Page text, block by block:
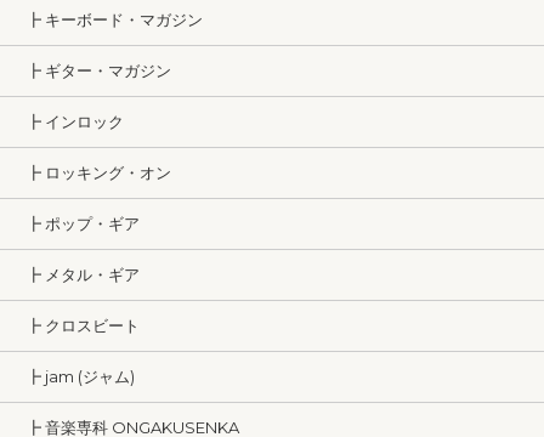
┣ キーボード・マガジン
┣ ギター・マガジン
┣ インロック
┣ ロッキング・オン
┣ ポップ・ギア
┣ メタル・ギア
┣ クロスビート
┣ jam (ジャム)
┣ 音楽専科 ONGAKUSENKA